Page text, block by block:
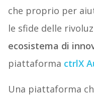
che proprio per
le sfide delle
ecosistema di
piattaforma ctrlX
Una piattaforma